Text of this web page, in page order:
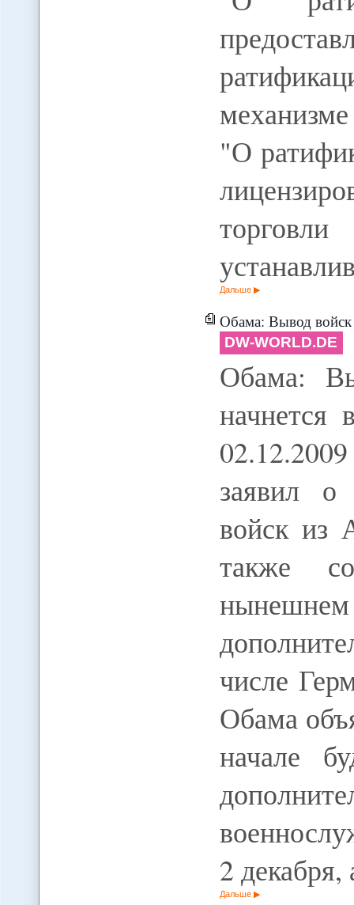
"О
Дальше
Обама: Вывод войск
DW-WORLD.DE
Обама:
начнется
заявил о
войск из
также
числе
Обама
начале
2
Дальше